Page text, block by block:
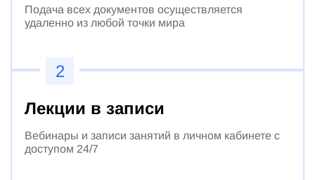
Подача всех документов осуществляется
удаленно из любой точки мира
2
Лекции в записи
Вебинары и записи занятий в личном кабинете с
доступом 24/7